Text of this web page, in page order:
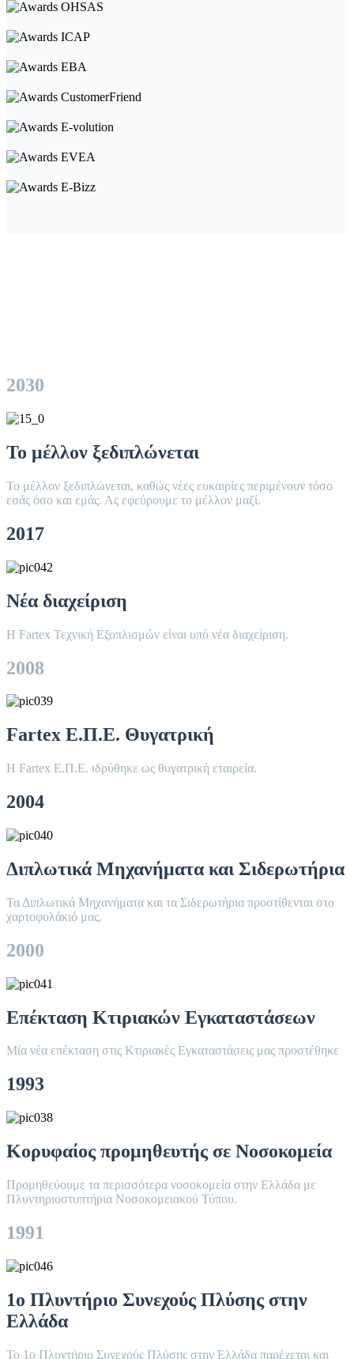
2030
Το μέλλον ξεδιπλώνεται
Το μέλλον ξεδιπλώνεται, καθώς νέες ευκαιρίες περιμένουν τόσο
εσάς όσο και εμάς. Ας εφεύρουμε το μέλλον μαζί.
2017
Νέα διαχείριση
H Fartex Τεχνική Εξοπλισμών είναι υπό νέα διαχείριση.
2008
Fartex Ε.Π.Ε. Θυγατρική
Η Fartex Ε.Π.Ε. ιδρύθηκε ως θυγατρική εταιρεία.
2004
Διπλωτικά Μηχανήματα και Σιδερωτήρια
Τα Διπλωτικά Μηχανήματα και τα Σιδερωτήρια προστίθενται στο
χαρτοφυλάκιό μας.
2000
Επέκταση Κτιριακών Εγκαταστάσεων
Μία νέα επέκταση στις Κτιριακές Εγκαταστάσεις μας προστέθηκε
1993
Κορυφαίος προμηθευτής σε Νοσοκομεία
Προμηθεύουμε τα περισσότερα νοσοκομεία στην Ελλάδα με
Πλυντηριοστυπτήρια Νοσοκομειακού Τύπου.
1991
1ο Πλυντήριο Συνεχούς Πλύσης στην
Ελλάδα
Το 1ο Πλυντήριο Συνεχούς Πλύσης στην Ελλάδα παρέχεται και